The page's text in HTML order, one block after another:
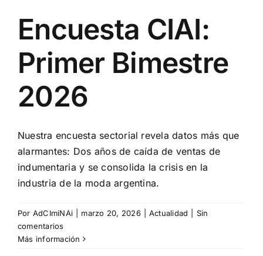
Encuesta CIAI:
Primer Bimestre
2026
Nuestra encuesta sectorial revela datos más que
alarmantes: Dos años de caída de ventas de
indumentaria y se consolida la crisis en la
industria de la moda argentina.
Por AdCImiNAi marzo 20, 2026 Actualidad
Sin
comentarios
Más información